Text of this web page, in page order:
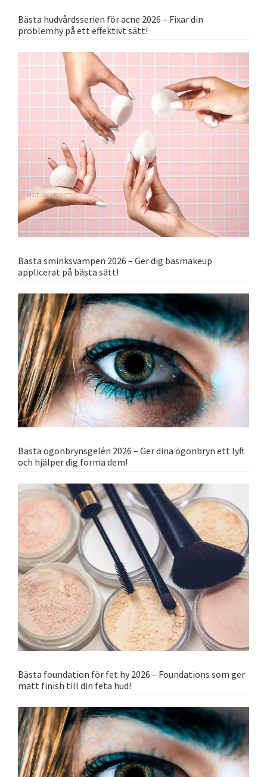
Bästa hudvårdsserien för acne 2026 – Fixar din
problemhy på ett effektivt sätt!
Bästa sminksvampen 2026 – Ger dig basmakeup
applicerat på bästa sätt!
Bästa ögonbrynsgelén 2026 – Ger dina ögonbryn ett lyft
och hjälper dig forma dem!
Bästa foundation för fet hy 2026 – Foundations som ger
matt finish till din feta hud!